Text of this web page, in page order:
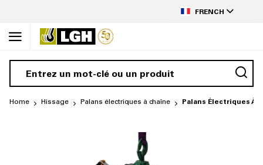
FRENCH
Home Hissage Palans électriques à chaîne Palans Électriques À